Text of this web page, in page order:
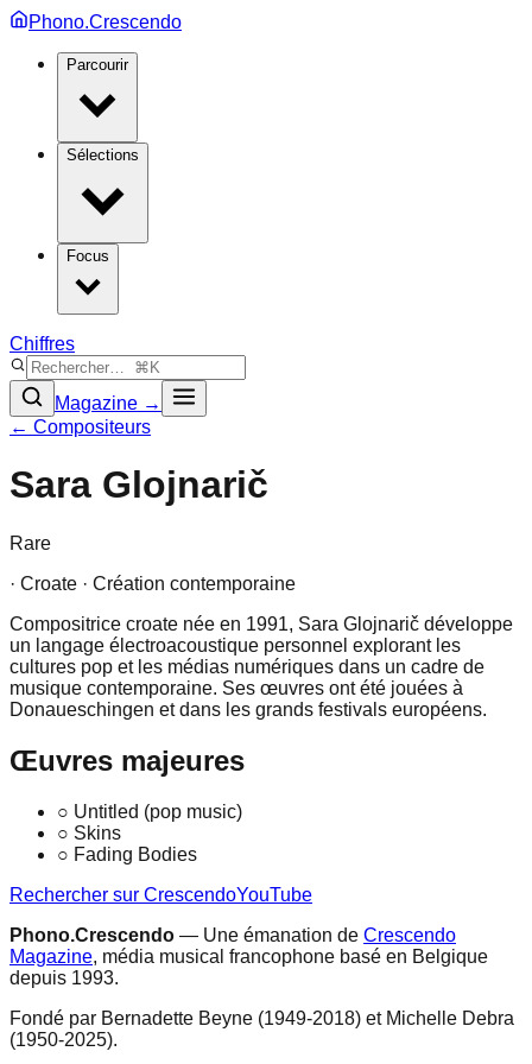
Phono.Crescendo
Parcourir
Sélections
Focus
Chiffres
Magazine →
← Compositeurs
Sara Glojnarič
Rare
· Croate · Création contemporaine
Compositrice croate née en 1991, Sara Glojnarič développe
un langage électroacoustique personnel explorant les
cultures pop et les médias numériques dans un cadre de
musique contemporaine. Ses œuvres ont été jouées à
Donaueschingen et dans les grands festivals européens.
Œuvres majeures
○ Untitled (pop music)
○ Skins
○ Fading Bodies
Rechercher sur CrescendoYouTube
Phono.Crescendo — Une émanation de Crescendo
Magazine, média musical francophone basé en Belgique
depuis 1993.
Fondé par Bernadette Beyne (1949-2018) et Michelle Debra
(1950-2025).